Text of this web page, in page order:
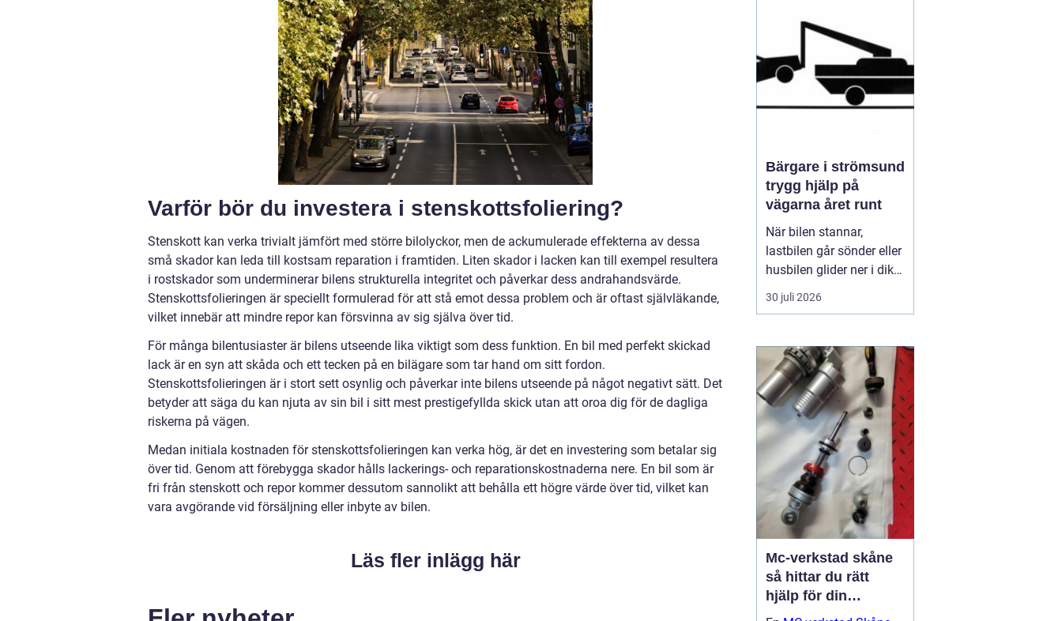
Varför bör du investera i stenskottsfoliering?
Stenskott kan verka trivialt jämfört med större bilolyckor, men de ackumulerade effekterna av dessa
små skador kan leda till kostsam reparation i framtiden. Liten skador i lacken kan till exempel resultera
i rostskador som underminerar bilens strukturella integritet och påverkar dess andrahandsvärde.
Stenskottsfolieringen är speciellt formulerad för att stå emot dessa problem och är oftast självläkande,
vilket innebär att mindre repor kan försvinna av sig själva över tid.
För många bilentusiaster är bilens utseende lika viktigt som dess funktion. En bil med perfekt skickad
lack är en syn att skåda och ett tecken på en bilägare som tar hand om sitt fordon.
Stenskottsfolieringen är i stort sett osynlig och påverkar inte bilens utseende på något negativt sätt. Det
betyder att säga du kan njuta av sin bil i sitt mest prestigefyllda skick utan att oroa dig för de dagliga
riskerna på vägen.
Medan initiala kostnaden för stenskottsfolieringen kan verka hög, är det en investering som betalar sig
över tid. Genom att förebygga skador hålls lackerings- och reparationskostnaderna nere. En bil som är
fri från stenskott och repor kommer dessutom sannolikt att behålla ett högre värde över tid, vilket kan
vara avgörande vid försäljning eller inbyte av bilen.
Läs fler inlägg här
väntar tills något går
sönder, men den s...
Bärgare i strömsund
trygg hjälp på
vägarna året runt
När bilen stannar,
lastbilen går sönder eller
husbilen glider ner i diket
är behovet enkelt: snabb,
trygg och lugn hjälp på
de omgivande delarna
av Jämtland och södra
Lappland spelar
bärgningsfirmorna en
avgörande roll för att ...
30 juli 2026
Mc-verkstad skåne
så hittar du rätt
hjälp för din
motorcykel